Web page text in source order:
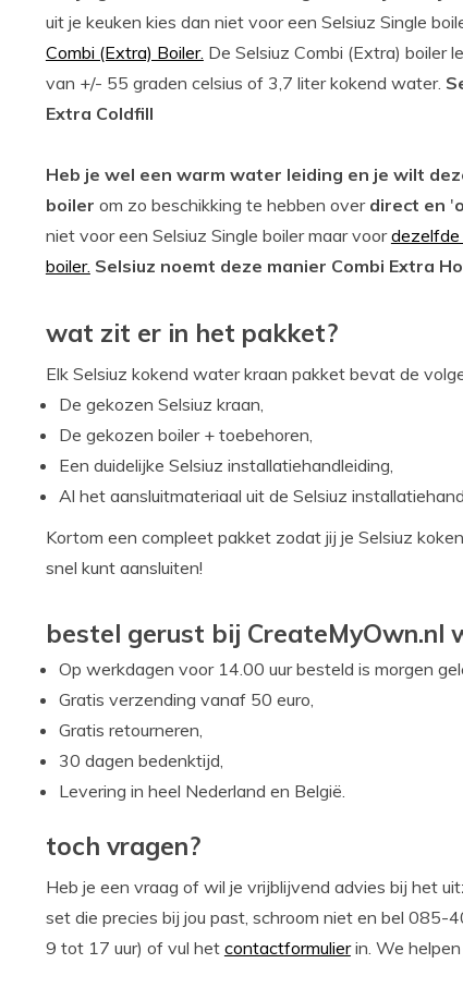
uit je keuken kies dan niet voor een Selsiuz Single
Combi (Extra) Boiler. De Selsiuz Combi (Extra)
van +/- 55 graden celsius of 3,7 liter kokend water.
Extra Coldfill
Heb je wel een warm water leiding en je wilt
boiler om zo beschikking te hebben over direct en '
niet voor een Selsiuz Single boiler maar voordezelfde
boiler. Selsiuz noemt deze manier Combi Extra
wat zit er in het pakket?
Elk Selsiuz kokend water kraan pakket bevat de
De gekozen Selsiuz kraan,
De gekozen boiler + toebehoren,
Een duidelijke Selsiuz installatiehandleiding,
Al het aansluitmateriaal uit de Selsiuz
Kortom een compleet pakket zodat jij je Selsiuz
snel kunt aansluiten!
bestel gerust bij CreateMyOwn.nl
Op werkdagen voor 14.00 uur besteld is morgen
Gratis verzending vanaf 50 euro,
Gratis retourneren,
30 dagen bedenktijd,
Levering in heel Nederland en België.
toch vragen?
Heb je een vraag of wil je vrijblijvend advies bij het
set die precies bij jou past, schroom niet en bel
9 tot 17 uur) of vul het contactformulierin. We helpen